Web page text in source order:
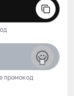
промокод